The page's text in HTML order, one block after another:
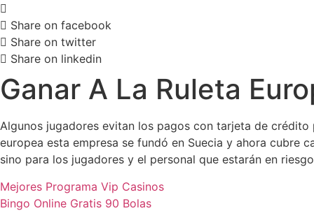
Share on facebook
Share on twitter
Share on linkedin
Ganar A La Ruleta
Algunos jugadores evitan los pagos con tarjeta de
europea esta empresa se fundó en Suecia y ahora cubre
sino para los jugadores y el personal que estarán en
Mejores Programa Vip Casinos
Bingo Online Gratis 90 Bolas